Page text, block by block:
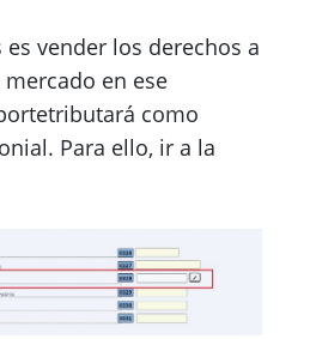
vender los derechos a
en ese
como
Para ello, ir a la